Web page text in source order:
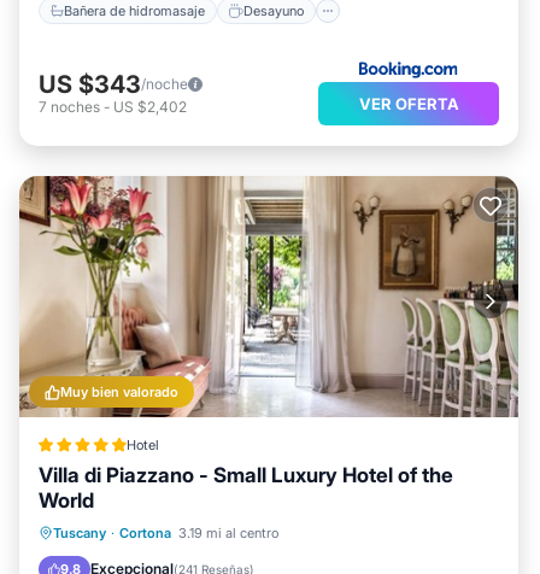
Bañera de hidromasaje Desayuno
US $343/noche
7 noches - US $2,402 VER OFERTA
Muy bien valorado
Hotel
Villa di Piazzano - Small Luxury Hotel of the
World
Tuscany · Cortona 3.19 mi al centro
9.8 Excepcional(241 Reseñas)
Desayuno Aparcamiento
Balcón/Terraza